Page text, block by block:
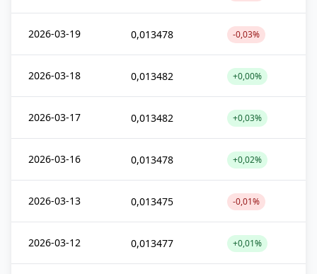
2026-03-19 0,013478 -0,03%
2026-03-18 0,013482 +0,00%
2026-03-17 0,013482 +0,03%
2026-03-16 0,013478 +0,02%
2026-03-13 0,013475 -0,01%
2026-03-12 0,013477 +0,01%